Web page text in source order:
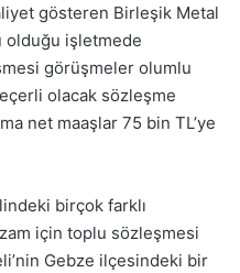
gösteren Birleşik Metal
olduğu işletmede
görüşmeler olumlu
olacak sözleşme
net maaşlar 75 bin TL’ye
birçok farklı
için toplu sözleşmesi
Gebze ilçesindeki bir